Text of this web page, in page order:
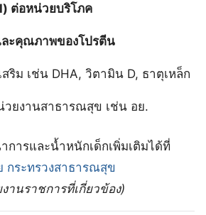
ต่อหน่วยบริโภค
ะคุณภาพของโปรตีน
สริม เช่น DHA, วิตามิน D, ธาตุเหล็ก
วยงานสาธารณสุข เช่น อย.
ารและน้ำหนักเด็กเพิ่มเติมได้ที่
กระทรวงสาธารณสุข
านราชการที่เกี่ยวข้อง)